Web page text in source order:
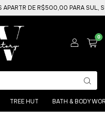
R$500,00 PARA SUL, SUDESTE E
0
TREE HUT BATH & BODY